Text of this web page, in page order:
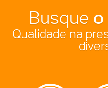
Busque
Qualidade na